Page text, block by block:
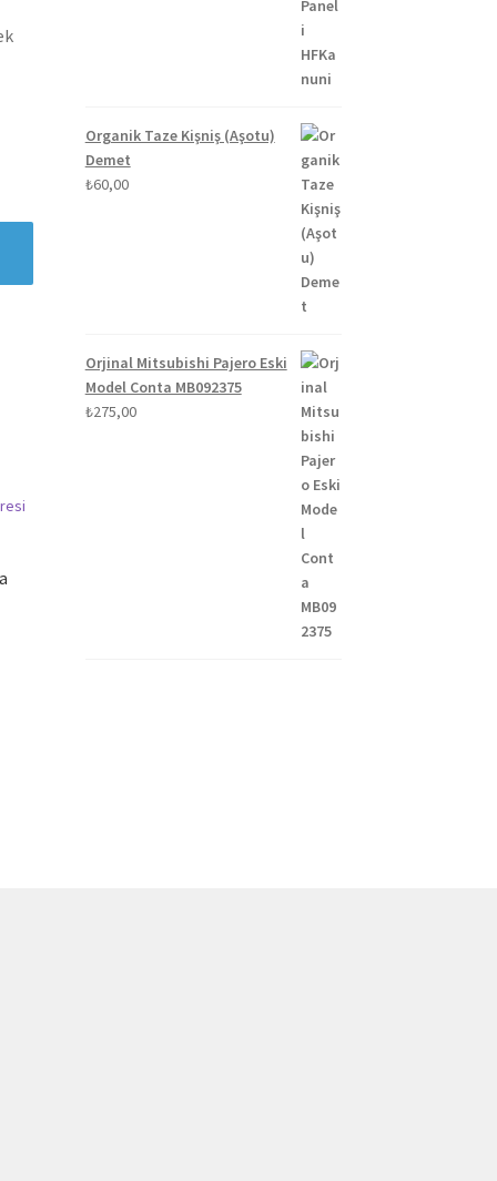
Organik Taze Kişniş (Aşotu)
Demet
₺60,00
Orjinal Mitsubishi Pajero Eski
Model Conta MB092375
₺275,00